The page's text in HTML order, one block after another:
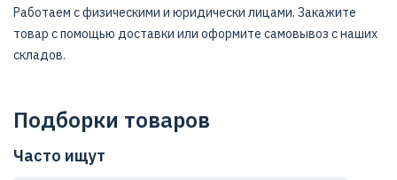
Работаем с физическими и юридически лицами. Закажите
товар с помощью доставки или оформите самовывоз с наших
складов.
Подборки товаров
Часто ищут